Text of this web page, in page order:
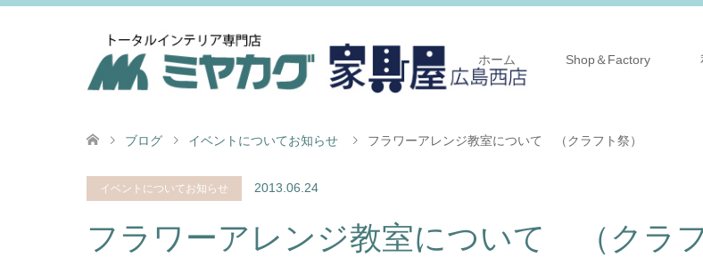
ホーム Shop＆Factory
ブログ イベントについてお知らせ フラワーアレンジ教室について （クラフト祭）
イベントについてお知らせ 2013.06.24
フラワーアレンジ教室について （クラ